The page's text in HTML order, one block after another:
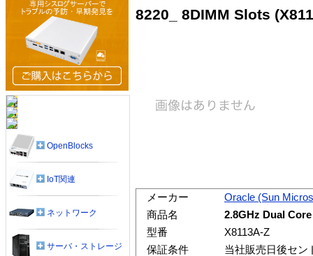
8220_ 8DIMM Slots
メーカー
Oracle (Sun
商品名
2.8GHz Dual
型番
X8113A-Z
保証条件
当社販売日後セン
OpenBlocks
IoT関連
ネットワーク
サーバ・ストレージ